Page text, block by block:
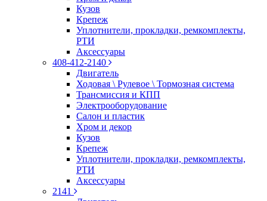
Кузов
Крепеж
Уплотнители, прокладки, ремкомплекты,
РТИ
Аксессуары
408-412-2140
Двигатель
Ходовая \ Рулевое \ Тормозная система
Трансмиссия и КПП
Электрооборудование
Салон и пластик
Хром и декор
Кузов
Крепеж
Уплотнители, прокладки, ремкомплекты,
РТИ
Аксессуары
2141